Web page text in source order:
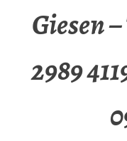
Giesen
2989